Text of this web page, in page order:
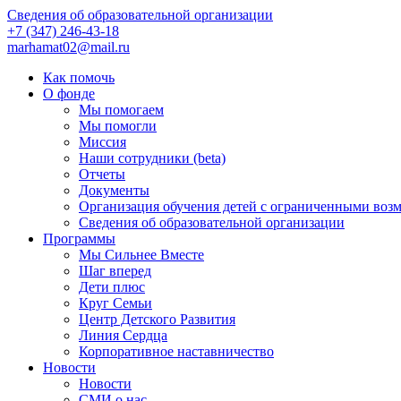
Сведения об образовательной организации
+7 (347) 246-43-18
marhamat02@mail.ru
Как помочь
О фонде
Мы помогаем
Мы помогли
Миссия
Наши сотрудники (beta)
Отчеты
Документы
Организация обучения детей с ограниченными
Сведения об образовательной организации
Программы
Мы Сильнее Вместе
Шаг вперед
Дети плюс
Круг Семьи
Центр Детского Развития
Линия Сердца
Корпоративное наставничество
Новости
Новости